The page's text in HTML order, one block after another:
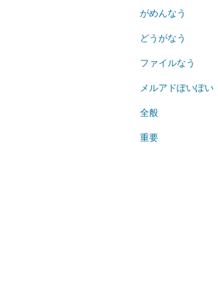
がめんなう
どうがなう
ファイルなう
メルアドぽいぽい
全般
重要